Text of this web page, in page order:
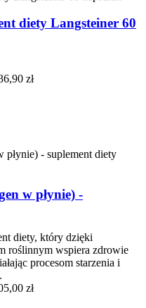
diety Langsteiner 60
zł
w płynie) -
diety, który dzięki
roślinnym wspiera zdrowie
procesom starzenia i
zł